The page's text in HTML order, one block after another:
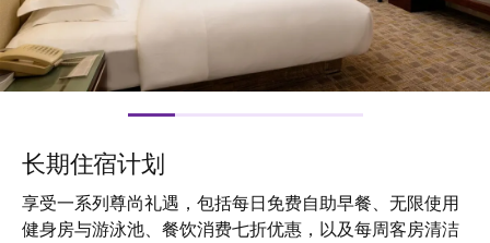
长期住宿计划
享受一系列尊尚礼遇，包括每日免费自助早餐、无限使用
健身房与游泳池、餐饮消费七折优惠，以及每周客房清洁